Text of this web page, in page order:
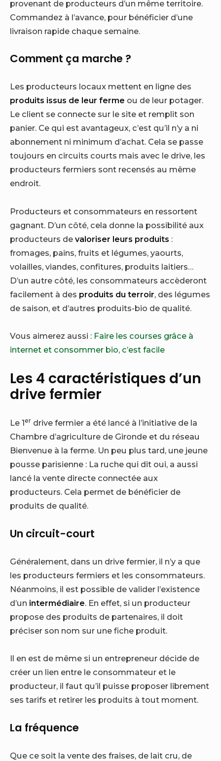
provenant de producteurs d’un même territoire.
Commandez à l’avance, pour bénéficier d’une
livraison rapide chaque semaine.
Comment ça marche ?
Les producteurs locaux mettent en ligne des
produits issus de leur ferme ou de leur potager.
Le client se connecte sur le site et remplit son
panier. Ce qui est avantageux, c’est qu’il n’y a ni
abonnement ni minimum d’achat. Cela se passe
toujours en circuits courts mais avec le drive, les
producteurs fermiers sont recensés au même
endroit.
Producteurs et consommateurs en ressortent
gagnant. D’un côté, cela donne la possibilité aux
producteurs de valoriser leurs produits :
fromages, pains, fruits et légumes, yaourts,
volailles, viandes, confitures, produits laitiers…
D’un autre côté, les consommateurs accèderont
facilement à des produits du terroir, des légumes
de saison, et d’autres produits-bio de qualité.
Vous aimerez aussi : Faire les courses grâce à
internet et consommer bio, c’est facile
Les 4 caractéristiques d’un
drive fermier
Le 1er drive fermier a été lancé à l’initiative de la
Chambre d’agriculture de Gironde et du réseau
Bienvenue à la ferme. Un peu plus tard, une jeune
pousse parisienne : La ruche qui dit oui, a aussi
lancé la vente directe connectée aux
producteurs. Cela permet de bénéficier de
produits de qualité.
Un circuit-court
Généralement, dans un drive fermier, il n’y a que
les producteurs fermiers et les consommateurs.
Néanmoins, il est possible de valider l’existence
d’un intermédiaire. En effet, si un producteur
propose des produits de partenaires, il doit
préciser son nom sur une fiche produit.
Il en est de même si un entrepreneur décide de
créer un lien entre le consommateur et le
producteur, il faut qu’il puisse proposer librement
ses tarifs et retirer les produits à tout moment.
La fréquence
Que ce soit la vente des fraises, de lait cru, de